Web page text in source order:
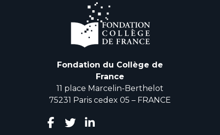
Fondation du Collège de
France
11 place Marcelin-Berthelot
75231 Paris cedex 05 – FRANCE